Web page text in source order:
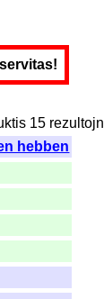
15 rezultojn
hebben